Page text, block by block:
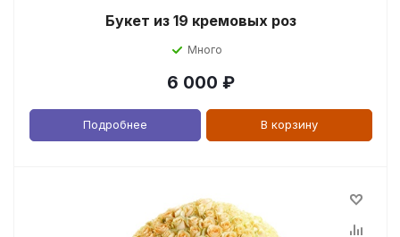
Букет из 19 кремовых роз
Много
6 000 ₽
Подробнее В корзину